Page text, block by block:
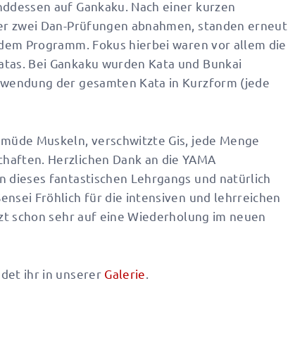
auf Gankaku. Nach einer kurzen
zwei Dan-Prüfungen abnahmen, standen erneut
Programm. Fokus hierbei waren vor allem die
Bei Gankaku wurden Kata und Bunkai
der gesamten Kata in Kurzform (jede
Muskeln, verschwitzte Gis, jede Menge
Herzlichen Dank an die YAMA
dieses fantastischen Lehrgangs und natürlich
Fröhlich für die intensiven und lehrreichen
schon sehr auf eine Wiederholung im neuen
ihr in unserer Galerie